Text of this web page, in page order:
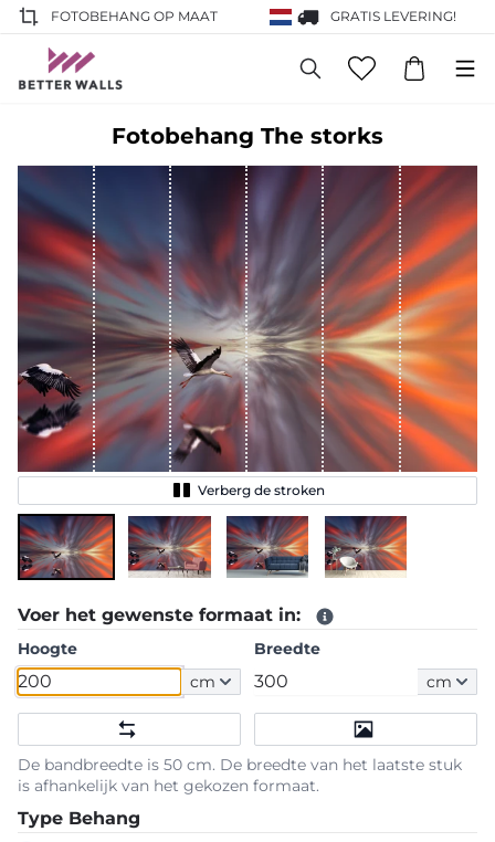
FOTOBEHANG OP MAAT GRATIS LEVERING!
Fotobehang The storks
Verberg de stroken
Voer het gewenste formaat in:
Hoogte
cm
Breedte
cm
De bandbreedte is 50 cm. De breedte van het laatste stuk
is afhankelijk van het gekozen formaat.
Type Behang